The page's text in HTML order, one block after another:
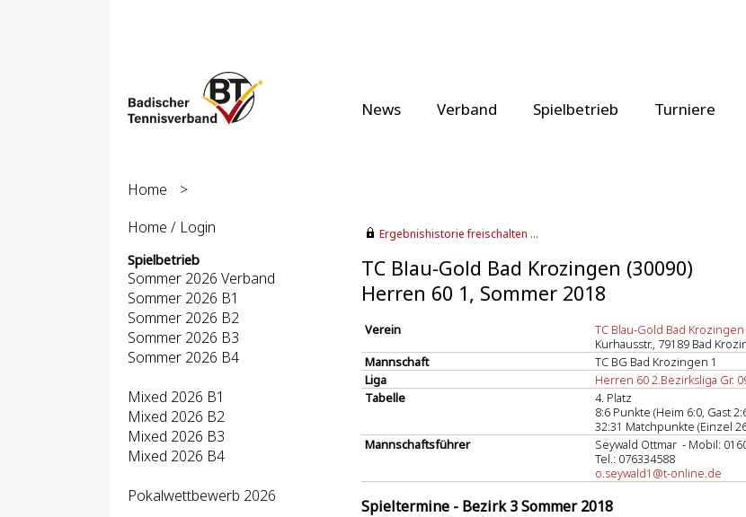
News Verband Spielbetrieb Turniere
Home
>
Home / Login
Spielbetrieb
Sommer 2026 Verband
Sommer 2026 B1
Sommer 2026 B2
Sommer 2026 B3
Sommer 2026 B4
Mixed 2026 B1
Mixed 2026 B2
Mixed 2026 B3
Mixed 2026 B4
Pokalwettbewerb 2026
Ergebnishistorie freischalten ...
TC Blau-Gold Bad Krozingen (30090)
Herren 60 1, Sommer 2018
Verein
TC Blau-Gold Bad Krozingen
Kurhausstr., 79189 Bad
Mannschaft
TC BG Bad Krozingen 1
Liga
Herren 60 2.Bezirksliga Gr.
Tabelle
4. Platz
8:6 Punkte (Heim 6:0, Gast
32:31 Matchpunkte (Einzel
Mannschaftsführer
Seywald Ottmar - Mobil:
Tel.: 076334588
o.seywald1@t-online.de
Spieltermine - Bezirk 3 Sommer 2018